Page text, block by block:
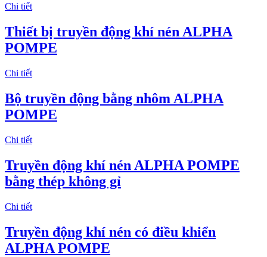
Chi tiết
Thiết bị truyền động khí nén ALPHA
POMPE
Chi tiết
Bộ truyền động bằng nhôm ALPHA
POMPE
Chi tiết
Truyền động khí nén ALPHA POMPE
bằng thép không gỉ
Chi tiết
Truyền động khí nén có điều khiển
ALPHA POMPE